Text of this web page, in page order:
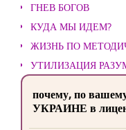
ГНЕВ БОГОВ
КУДА МЫ ИДЕМ?
ЖИЗНЬ ПО
УТИЛИЗАЦИЯ
почему, по
УКРАИНЕ в